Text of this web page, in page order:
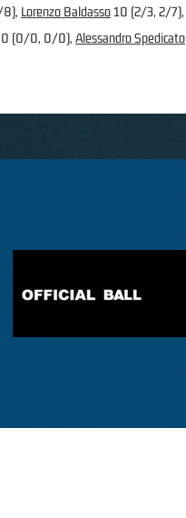
8), Lorenzo Baldasso10 (2/3, 2/7),
0 (0/0, 0/0), Alessandro Spedicato